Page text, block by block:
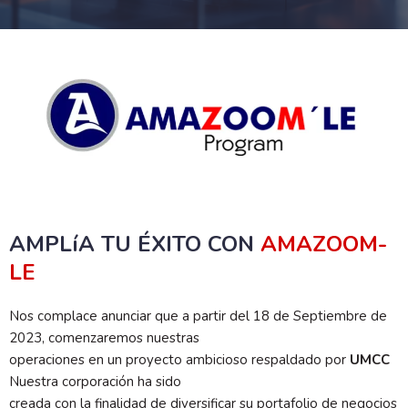
AMPLíA TU ÉXITO CON AMAZOOM-
LE
Nos complace anunciar que a partir del 18 de Septiembre de
2023, comenzaremos nuestras
operaciones en un proyecto ambicioso respaldado por UMCC
Nuestra corporación ha sido
creada con la finalidad de diversificar su portafolio de negocios